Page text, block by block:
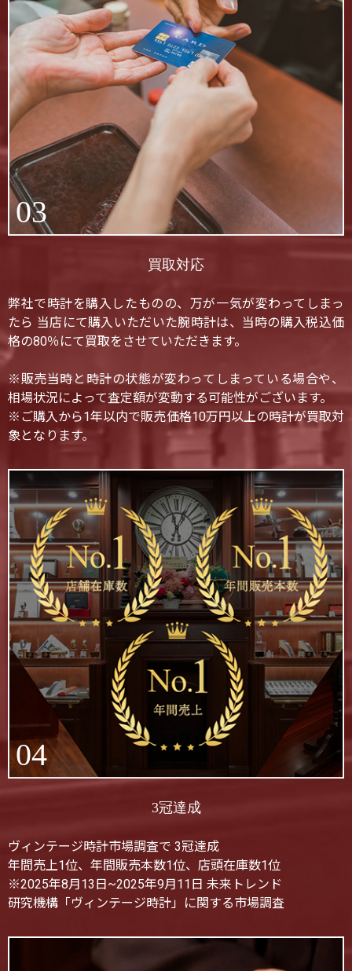
03
買取対応
弊社で時計を購入したものの、万が一気が変わってしまっ
たら 当店にて購入いただいた腕時計は、当時の購入税込価
格の80％にて買取をさせていただきます。
※販売当時と時計の状態が変わってしまっている場合や、
相場状況によって査定額が変動する可能性がございます。
※ご購入から1年以内で販売価格10万円以上の時計が買取対
象となります。
04
3冠達成
ヴィンテージ時計市場調査で 3冠達成
年間売上1位、年間販売本数1位、店頭在庫数1位
※2025年8月13日~2025年9月11日 未来トレンド
研究機構「ヴィンテージ時計」に関する市場調査